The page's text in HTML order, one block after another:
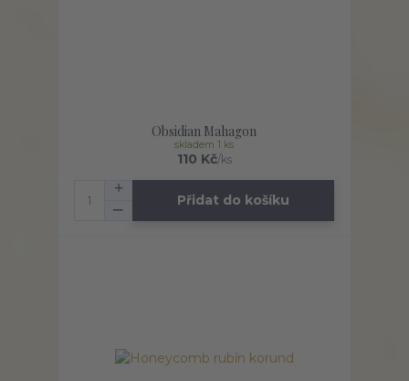
Obsidian Mahagon
110 Kč/ks
skladem 1 ks
Přidat do košíku